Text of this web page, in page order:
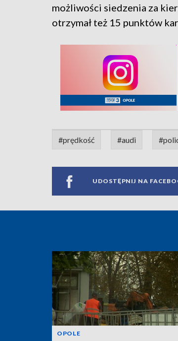
możliwości siedzenia za
otrzymał też 15 punktów
#prędkość #audi
UDOSTĘPNIJ NA
OPOLE